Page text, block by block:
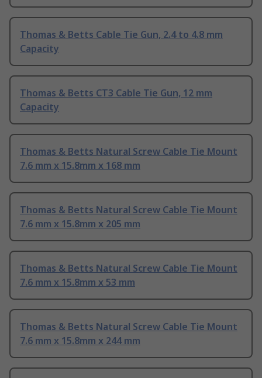
Thomas & Betts Cable Tie Gun, 2.4 to 4.8 mm
Capacity
Thomas & Betts CT3 Cable Tie Gun, 12 mm
Capacity
Thomas & Betts Natural Screw Cable Tie Mount
7.6 mm x 15.8mm x 168 mm
Thomas & Betts Natural Screw Cable Tie Mount
7.6 mm x 15.8mm x 205 mm
Thomas & Betts Natural Screw Cable Tie Mount
7.6 mm x 15.8mm x 53 mm
Thomas & Betts Natural Screw Cable Tie Mount
7.6 mm x 15.8mm x 244 mm